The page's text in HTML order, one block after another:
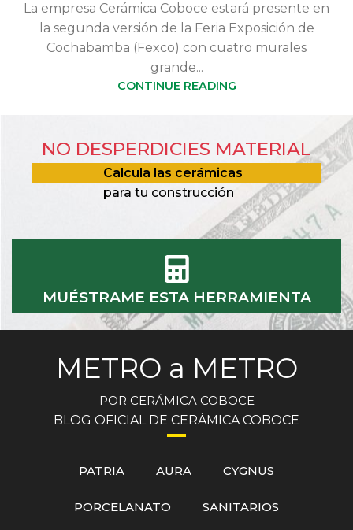
La empresa Cerámica Coboce estará presente en
la segunda versión de la Feria Exposición de
Cochabamba (Fexco) con cuatro murales
grande...
CONTINUE READING
NO DESPERDICIES MATERIAL
Calcula las cerámicas
para tu construcción
MUÉSTRAME ESTA HERRAMIENTA
METRO a METRO
POR CERÁMICA COBOCE
BLOG OFICIAL DE CERÁMICA COBOCE
PATRIA AURA CYGNUS
PORCELANATO SANITARIOS